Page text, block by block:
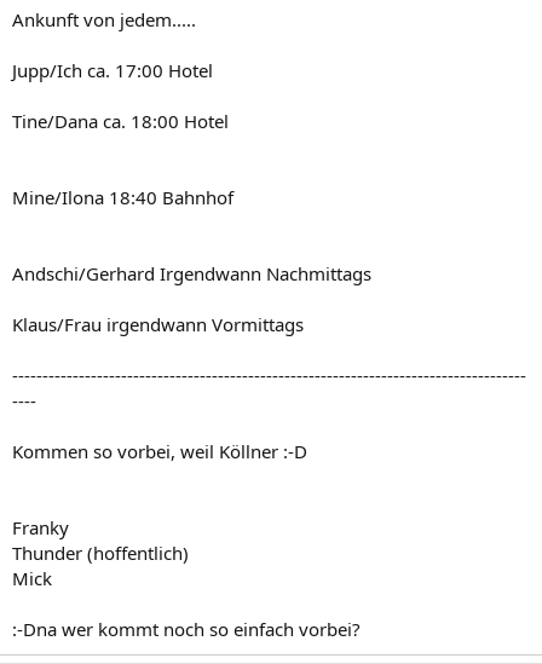
Ankunft von jedem.....
Jupp/Ich ca. 17:00 Hotel
Tine/Dana ca. 18:00 Hotel
Mine/Ilona 18:40 Bahnhof
Andschi/Gerhard Irgendwann Nachmittags
Klaus/Frau irgendwann Vormittags
-------------------------------------------------------------------------------------
----
Kommen so vorbei, weil Köllner :-D
Franky
Thunder (hoffentlich)
Mick
:-Dna wer kommt noch so einfach vorbei?